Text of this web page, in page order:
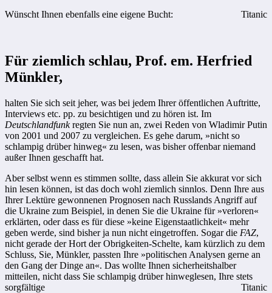
Wünscht Ihnen ebenfalls eine eigene Bucht:
Titanic
Für ziemlich schlau, Prof. em. Herfried
Münkler,
halten Sie sich seit jeher, was bei jedem Ihrer öffentlichen Auftritte,
Interviews etc. pp. zu besichtigen und zu hören ist. Im
Deutschlandfunkregten Sie nun an, zwei Reden von Wladimir Putin
von 2001 und 2007 zu vergleichen. Es gehe darum, »nicht so
schlampig drüber hinweg« zu lesen, was bisher offenbar niemand
außer Ihnen geschafft hat.
Aber selbst wenn es stimmen sollte, dass allein Sie akkurat vor sich
hin lesen können, ist das doch wohl ziemlich sinnlos. Denn Ihre aus
Ihrer Lektüre gewonnenen Prognosen nach Russlands Angriff auf
die Ukraine zum Beispiel, in denen Sie die Ukraine für »verloren«
erklärten, oder dass es für diese »keine Eigenstaatlichkeit« mehr
geben werde, sind bisher ja nun nicht eingetroffen. Sogar die FAZ,
nicht gerade der Hort der Obrigkeiten-Schelte, kam kürzlich zu dem
Schluss, Sie, Münkler, passten Ihre »politischen Analysen gerne an
den Gang der Dinge an«. Das wollte Ihnen sicherheitshalber
mitteilen, nicht dass Sie schlampig drüber hinweglesen, Ihre stets
sorgfältige
Titanic